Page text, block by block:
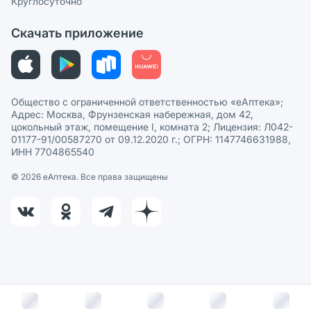
Политика рекомендаций
Этика и соответствие
Политика в отношении обработки персональных данных
Скачать приложение
Общество с ограниченной ответственностью «еАптека»;
Адрес: Москва, Фрунзенская набережная, дом 42,
цокольный этаж, помещение I, комната 2; Лицензия: Л042-
01177-91/00587270 от 09.12.2020 г.; ОГРН: 1147746631988,
ИНН 7704865540
© 2026 eАптека. Все права защищены